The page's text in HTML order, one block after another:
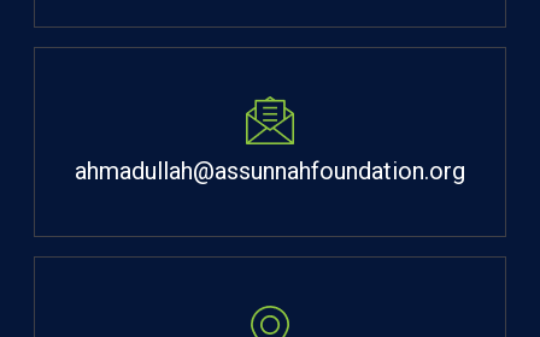
ahmadullah@assunnahfoundation.org